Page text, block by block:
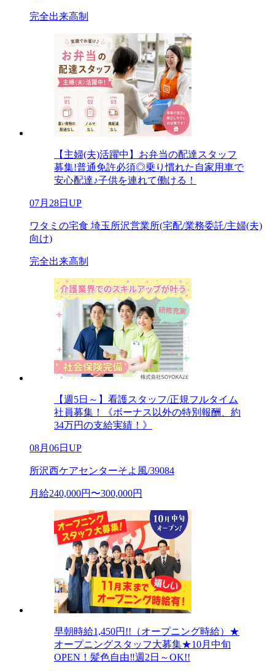
完全出来高制
【主婦(夫)活躍中】お弁当の配達スタッフ
募集!普通免許必須◎乗り慣れた自家用車で
安心配達♪子供を連れて働ける！
07月28日UP
ワタミの宅食 埼玉所沢営業所(宅配/業務委託/主婦(夫)
向け)
完全出来高制
【週5日～】看護スタッフ/正規フルタイム
社員募集！《ボーナス以外の特別報酬、約
34万円の支給実績！》
08月06日UP
所沢西ケアセンターそよ風/39084
月給240,000円〜300,000円
早朝時給1,450円!!（オープニング時給）★
オープニングスタッフ大募集★10月中旬
OPEN！髪色自由‼週2日～OK!!